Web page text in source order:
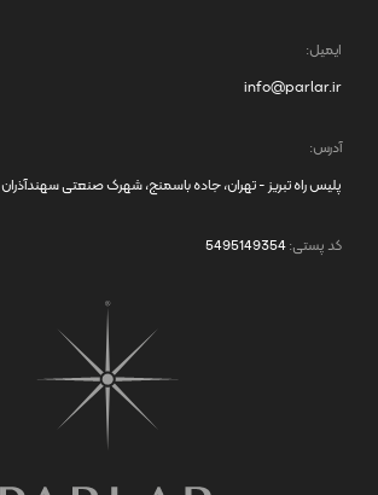
ایمیل:
info@parlar.ir
آدرس:
پلیس راه تبریز - تهران، جاده باسمنج، شهرک صنعتی سهندآذران
کد پستی:5495149354